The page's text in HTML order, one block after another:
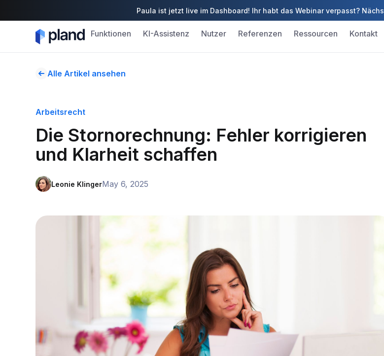
Paula ist jetzt live im Dashboard! Ihr habt das Webinar verpasst?
Funktionen KI-Assistenz Nutzer Referenzen Ressourcen Kontakt
Alle Artikel ansehen
Arbeitsrecht
Die Stornorechnung: Fehler korrigieren
und Klarheit schaffen
Leonie KlingerMay 6, 2025